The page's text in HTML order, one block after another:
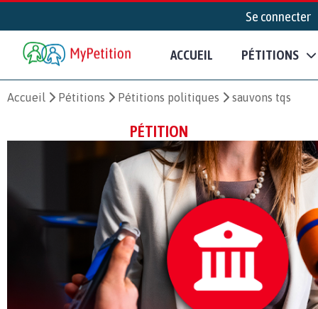
Se connecter
ACCUEIL PÉTITIONS
Accueil Pétitions Pétitions politiques sauvons tqs
PÉTITION